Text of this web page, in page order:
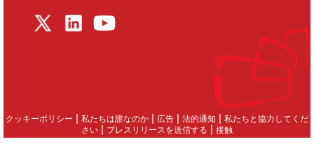
クッキーポリシー | 私たちは誰なのか | 広告 | 法的通知 | 私たちと協力してくだ
さい | プレスリリースを送信する | 接触